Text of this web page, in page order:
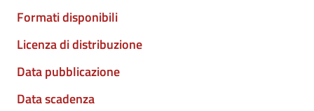
Formati disponibili
Licenza di distribuzione
Data pubblicazione
Data scadenza